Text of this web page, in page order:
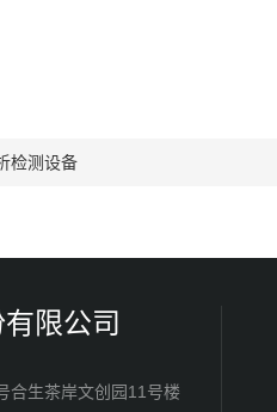
检测设备
限公司
合生茶岸文创园11号楼